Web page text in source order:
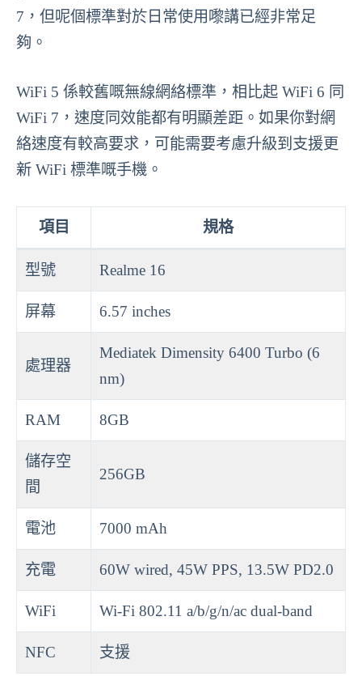
7，但呢個標準對於日常使用嚟講已經非常足
夠。
WiFi 5 係較舊嘅無線網絡標準，相比起 WiFi 6 同
WiFi 7，速度同效能都有明顯差距。如果你對網
絡速度有較高要求，可能需要考慮升級到支援更
新 WiFi 標準嘅手機。
項目 規格
型號 Realme 16
屏幕 6.57 inches
處理器
Mediatek Dimensity 6400 Turbo (6
nm)
RAM 8GB
儲存空
間
256GB
電池 7000 mAh
充電 60W wired, 45W PPS, 13.5W PD2.0
WiFi Wi-Fi 802.11 a/b/g/n/ac dual-band
NFC
支援